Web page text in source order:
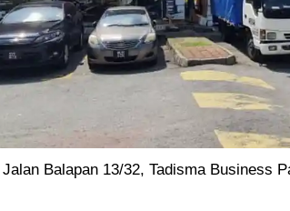
Jalan Balapan 13/32, Tadisma Business